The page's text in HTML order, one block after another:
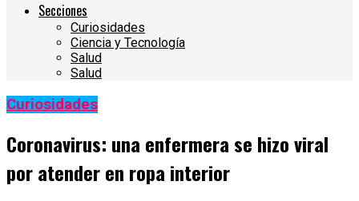
Secciones
Curiosidades
Ciencia y Tecnología
Salud
Salud
Curiosidades
Coronavirus: una enfermera se hizo viral
por atender en ropa interior